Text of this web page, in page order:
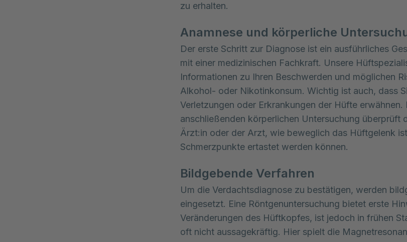
zu erhalten.
Anamnese und körperliche
Der erste Schritt zur Diagnose ist ein ausführliches
mit einer medizinischen Fachkraft. Unsere
Informationen zu Ihren Beschwerden und möglichen
Alkohol- oder Nikotinkonsum. Wichtig ist auch, dass
Verletzungen oder Erkrankungen der Hüfte erwähnen.
anschließenden körperlichen Untersuchung überprüft
Ärzt:in oder der Arzt, wie beweglich das Hüftgelenk
Schmerzpunkte ertastet werden können.
Bildgebende Verfahren
Um die Verdachtsdiagnose zu bestätigen, werden
eingesetzt. Eine Röntgenuntersuchung bietet erste
Veränderungen des Hüftkopfes, ist jedoch in frühen
oft nicht aussagekräftig. Hier spielt die